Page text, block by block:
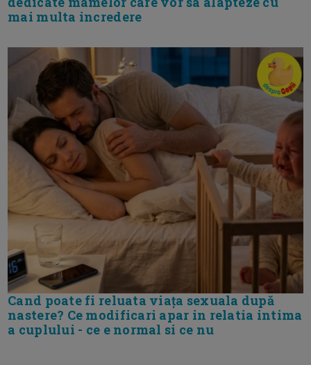
mai multa incredere
Cand poate fi reluata viața sexuala după
nastere? Ce modificari apar in relatia intima
a cuplului - ce e normal si ce nu